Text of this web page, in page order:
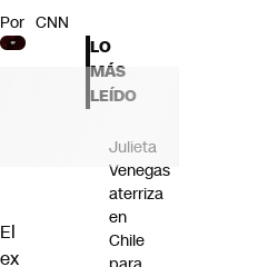
Por CNN
El
ex
LO
MÁS
LEÍDO
Julieta
Venegas
aterriza
en
Chile